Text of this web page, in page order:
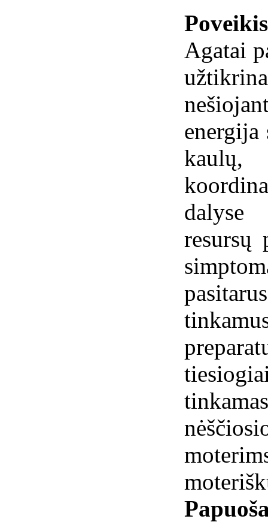
Agatai
energija
dalyse
resursų